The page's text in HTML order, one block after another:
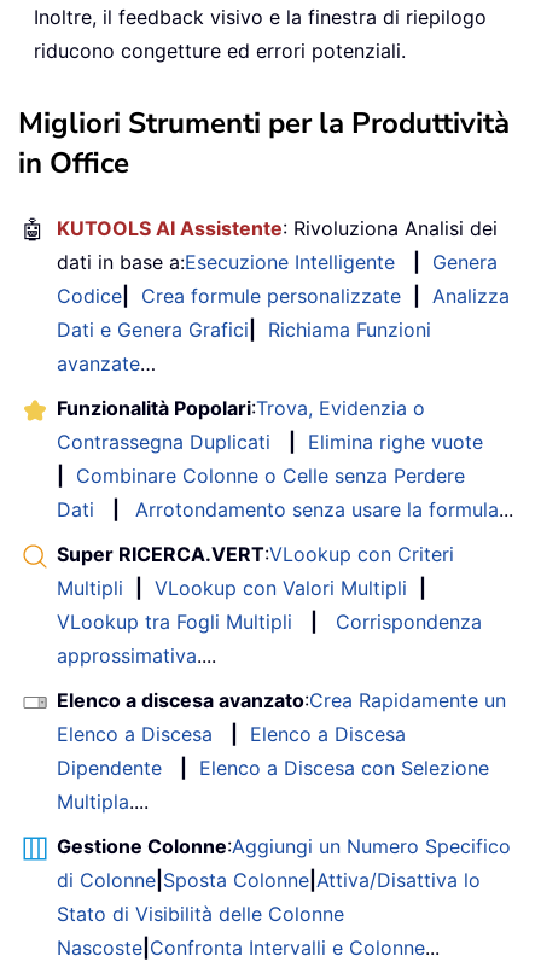
Inoltre, il feedback visivo e la finestra di riepilogo
riducono congetture ed errori potenziali.
Migliori Strumenti per la Produttività
in Office
🤖 KUTOOLS AI Assistente: Rivoluziona Analisi dei
dati in base a:Esecuzione Intelligente
Genera
Codice
Crea formule personalizzate
Analizza
Dati e Genera Grafici
Richiama Funzioni
avanzate…
Funzionalità Popolari:Trova, Evidenzia o
Contrassegna Duplicati
Elimina righe vuote
Combinare Colonne o Celle senza Perdere
Dati
Arrotondamento senza usare la formula...
Super RICERCA.VERT:VLookup con Criteri
Multipli
VLookup con Valori Multipli
VLookup tra Fogli Multipli
Corrispondenza
approssimativa....
Elenco a discesa avanzato:Crea Rapidamente un
Elenco a Discesa
Elenco a Discesa
Dipendente
Elenco a Discesa con Selezione
Multipla....
Gestione Colonne:Aggiungi un Numero Specifico
di Colonne Sposta Colonne Attiva/Disattiva lo
Stato di Visibilità delle Colonne
Nascoste Confronta Intervalli e Colonne...